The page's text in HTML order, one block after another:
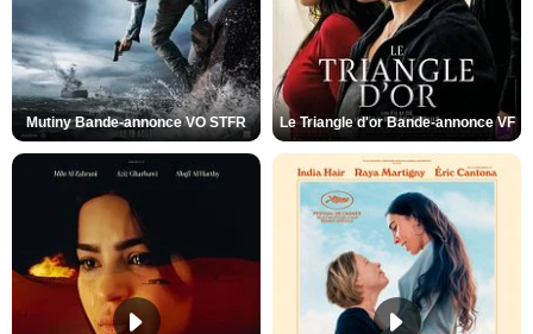
Mutiny Bande-annonce VO STFR Le Triangle d'or Bande-annonce VF